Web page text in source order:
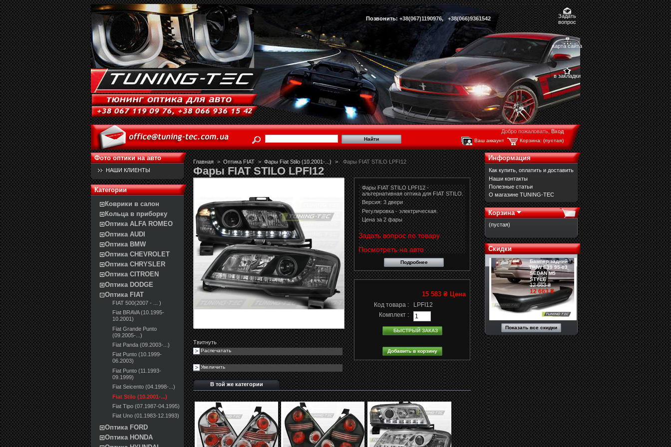
Позвонить: +38(067)1190976, +38(066)9361542
Задать
вопрос
карта сайта
в закладки
Добро пожаловать,Вход
Корзина: (пустая)
Ваш аккаунт
Фото оптики на авто
НАШИ КЛИЕНТЫ
Категории
Коврики в салон
Кольца в приборку
Оптика ALFA ROMEO
Оптика AUDI
Оптика BMW
Оптика CHEVROLET
Оптика CHRYSLER
Оптика CITROEN
Оптика DODGE
Оптика FIAT
FIAT 500(2007 - ... )
Fiat BRAVA (10.1995-
10.2001)
Fiat Grande Punto
(09.2005-...)
Fiat Panda (09.2003-...)
Fiat Punto (10.1999-
06.2003)
Fiat Punto (11.1993-
09.1999)
Fiat Seicento (04.1998-...)
Fiat Stilo (10.2001-...)
Fiat Tipo (07.1987-04.1995)
Fiat Uno (01.1983-12.1993)
Оптика FORD
Оптика HONDA
Главная > Оптика FIAT > Фары Fiat Stilo (10.2001-...) > Фары FIAT STILO LPFI12
Фары FIAT STILO LPFI12
Твитнуть
Распечатать
Увеличить
Фары FIAT STILO LPFI12 -
альтернативная оптика для FIAT STILO.
Версия: 3 двери
Регулировка - электрическая.
Цена за 2 фары
Задать вопрос по товару
Посмотреть на авто
Подробнее
15 583 ₴Цена
Код товара :
LPFI12
Комплект :
БЫСТРЫЙ ЗАКАЗ
В той же категории
Информация
Как купить, оплатить и доставить
Наши контакты
Полезные статьи
О магазине TUNING-TEC
Корзина
(пустая)
Скидки
Бампер задний
BMW E39 95-03
SEDAN M5
STYLE
12 663 ₴
12 663 ₴
Показать все скидки